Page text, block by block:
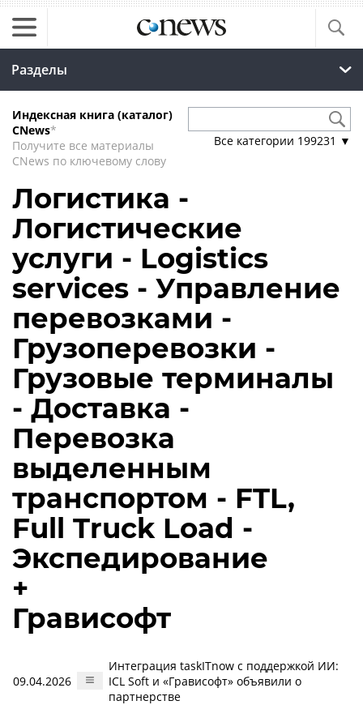
Разделы
Индексная книга (каталог)
CNews*
Получите все материалы
CNews по ключевому слову
Все категории 199231 ▼
Логистика -
Логистические
услуги - Logistics
services - Управление
перевозками -
Грузоперевозки -
Грузовые терминалы
- Доставка -
Перевозка
выделенным
транспортом - FTL,
Full Truck Load -
Экспедирование
+
Грависофт
09.04.2026
Интеграция taskITnow с поддержкой ИИ:
ICL Soft и «Грависофт» объявили о
партнерстве